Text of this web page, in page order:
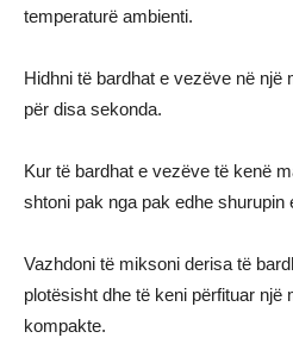
temperaturë ambienti.
Hidhni të bardhat e vezëve në një
për disa sekonda.
Kur të bardhat e vezëve të kenë
shtoni pak nga pak edhe shurupin
Vazhdoni të miksoni derisa të
plotësisht dhe të keni përfituar një
kompakte.